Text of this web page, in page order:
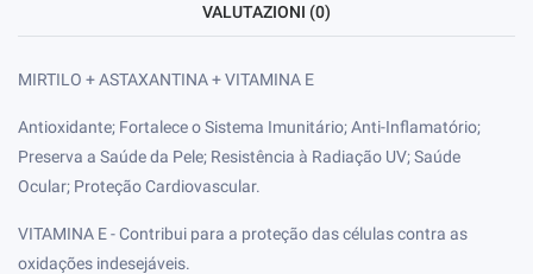
VALUTAZIONI (0)
MIRTILO + ASTAXANTINA + VITAMINA E
Antioxidante; Fortalece o Sistema Imunitário; Anti-Inflamatório;
Preserva a Saúde da Pele; Resistência à Radiação UV; Saúde
Ocular; Proteção Cardiovascular.
VITAMINA E - Contribui para a proteção das células contra as
oxidações indesejáveis.